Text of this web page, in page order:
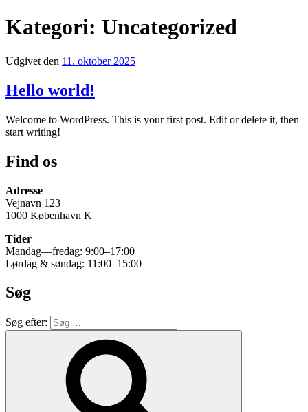
Kategori: Uncategorized
Udgivet den 11. oktober 2025
Hello world!
Welcome to WordPress. This is your first post. Edit or delete it, then
start writing!
Find os
Adresse
Vejnavn 123
1000 København K
Tider
Mandag—fredag: 9:00–17:00
Lørdag & søndag: 11:00–15:00
Søg
Søg efter: